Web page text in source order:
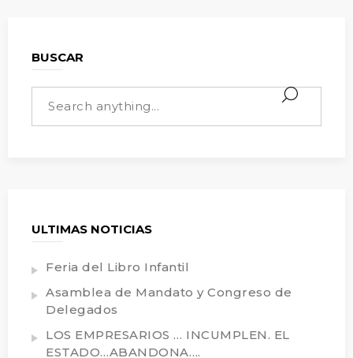
BUSCAR
ULTIMAS NOTICIAS
Feria del Libro Infantil
Asamblea de Mandato y Congreso de
Delegados
LOS EMPRESARIOS … INCUMPLEN. EL
ESTADO…ABANDONA….